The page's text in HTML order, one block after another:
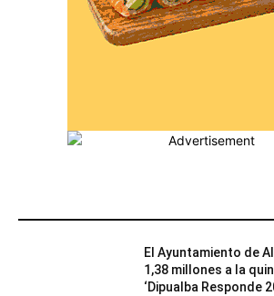
El Ayuntamiento de
1,38 millones a la
‘Dipualba Responde